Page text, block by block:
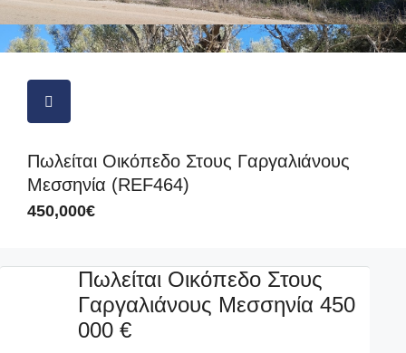
Πωλείται Οικόπεδο Στους Γαργαλιάνους
Μεσσηνία (REF464)
450,000€
Πωλείται Οικόπεδο Στους
Γαργαλιάνους Μεσσηνία 450
000 €